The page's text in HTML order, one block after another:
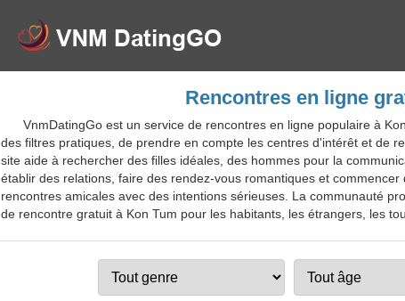
Rencontres en ligne
VnmDatingGo est un service de rencontres en ligne populaire à
des filtres pratiques, de prendre en compte les centres d'intérêt et de
site aide à rechercher des filles idéales, des hommes pour la
établir des relations, faire des rendez-vous romantiques et
rencontres amicales avec des intentions sérieuses. La communauté
de rencontre gratuit à Kon Tum pour les habitants, les étrangers, les